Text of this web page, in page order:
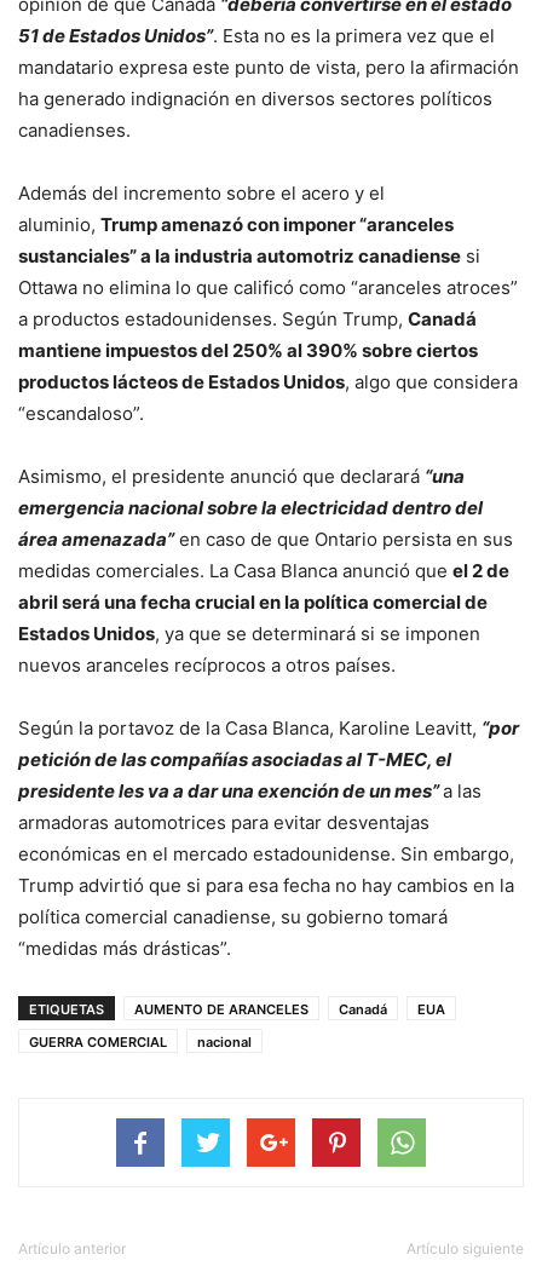
51 de Estados Unidos”. Esta no es la primera vez que el
mandatario expresa este punto de vista, pero la afirmación
ha generado indignación en diversos sectores políticos
canadienses.
Además del incremento sobre el acero y el
aluminio, Trump amenazó con imponer “aranceles
sustanciales” a la industria automotriz canadiense si
Ottawa no elimina lo que calificó como “aranceles atroces”
a productos estadounidenses. Según Trump, Canadá
mantiene impuestos del 250% al 390% sobre ciertos
productos lácteos de Estados Unidos, algo que considera
“escandaloso”.
Asimismo, el presidente anunció que declarará “una
emergencia nacional sobre la electricidad dentro del
área amenazada”en caso de que Ontario persista en sus
medidas comerciales. La Casa Blanca anunció que el 2 de
abril será una fecha crucial en la política comercial de
Estados Unidos, ya que se determinará si se imponen
nuevos aranceles recíprocos a otros países.
Según la portavoz de la Casa Blanca, Karoline Leavitt, “por
petición de las compañías asociadas al T-MEC, el
presidente les va a dar una exención de un mes”a las
armadoras automotrices para evitar desventajas
económicas en el mercado estadounidense. Sin embargo,
Trump advirtió que si para esa fecha no hay cambios en la
política comercial canadiense, su gobierno tomará
“medidas más drásticas”.
ETIQUETAS AUMENTO DE ARANCELES Canadá
EUA
GUERRA COMERCIAL
nacional
Artículo anterior Artículo siguiente